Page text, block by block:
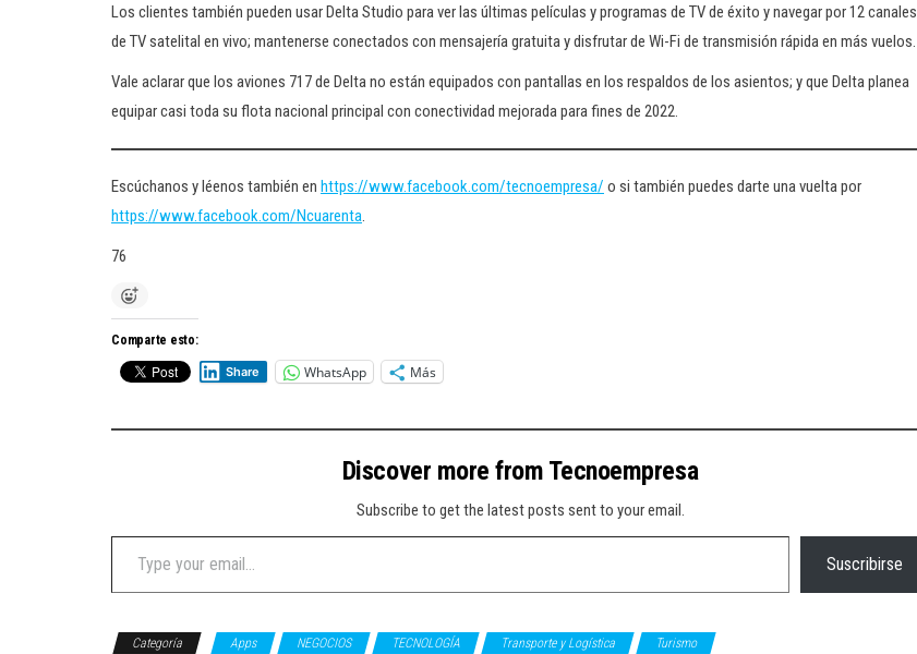
Los clientes también pueden usar Delta Studio para ver las últimas películas y programas de TV de éxito y navegar por 12 canales
de TV satelital en vivo; mantenerse conectados con mensajería gratuita y disfrutar de Wi-Fi de transmisión rápida en más vuelos.
Vale aclarar que los aviones 717 de Delta no están equipados con pantallas en los respaldos de los asientos; y que Delta planea
equipar casi toda su flota nacional principal con conectividad mejorada para fines de 2022.
Escúchanos y léenos también en https://www.facebook.com/tecnoempresa/ o si también puedes darte una vuelta por
https://www.facebook.com/Ncuarenta.
76
Comparte esto:
Share WhatsApp Más
Discover more from Tecnoempresa
Subscribe to get the latest posts sent to your email.
Type your email…
Suscribirse
Categoría Apps NEGOCIOS TECNOLOGÍA Transporte y Logística Turismo